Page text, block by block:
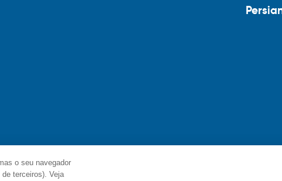
o seu navegador
terceiros). Veja